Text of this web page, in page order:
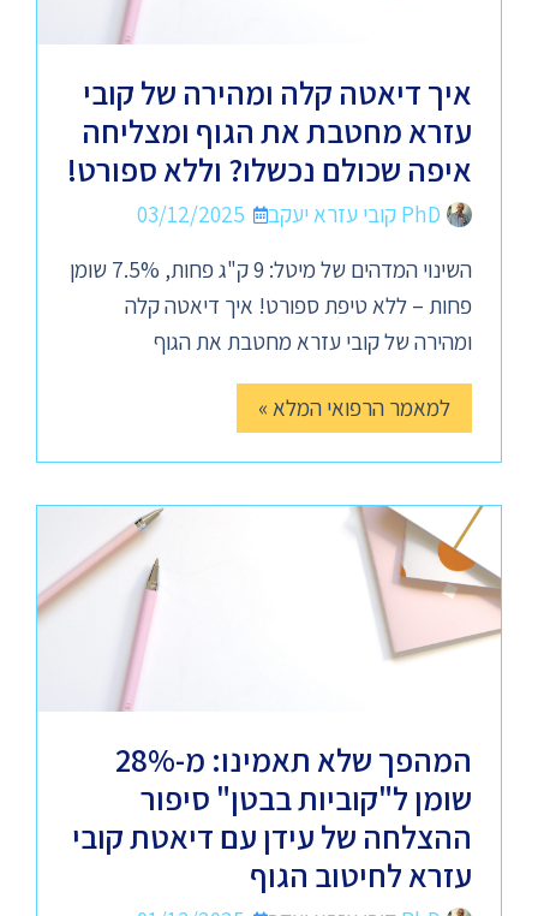
איך דיאטה קלה ומהירה של קובי
עזרא מחטבת את הגוף ומצליחה
איפה שכולם נכשלו? וללא ספורט!
PhD קובי עזרא יעקב
03/12/2025
השינוי המדהים של מיטל: 9 ק"ג פחות, 7.5% שומן
פחות – ללא טיפת ספורט! איך דיאטה קלה
ומהירה של קובי עזרא מחטבת את הגוף
למאמר הרפואי המלא »
המהפך שלא תאמינו: מ-28%
שומן ל"קוביות בבטן" סיפור
ההצלחה של עידן עם דיאטת קובי
עזרא לחיטוב הגוף